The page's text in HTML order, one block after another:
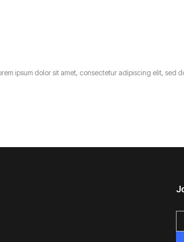
ipsum dolor sit amet, consectetur adipiscing elit, sed